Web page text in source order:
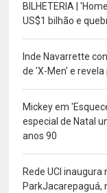
BILHETERIA |
US$1 bilhão e
Inde Navarrette
de 'X-Men' e
Mickey em
especial de Natal
anos 90
Rede UCI
ParkJacarepaguá,